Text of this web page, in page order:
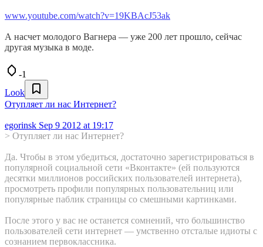
www.youtube.com/watch?v=19KBAcJ53ak
А насчет молодого Вагнера — уже 200 лет прошло, сейчас
другая музыка в моде.
-1
Look
Отупляет ли нас Интернет?
egorinsk Sep 9 2012 at 19:17
> Отупляет ли нас Интернет?
Да. Чтобы в этом убедиться, достаточно зарегистрироваться в
популярной социальной сети «Вконтакте» (ей пользуются
десятки миллионов российских пользователей интернета),
просмотреть профили популярных пользовательниц или
популярные паблик страницы со смешными картинками.
После этого у вас не останется сомнений, что большинство
пользователей сети интернет — умственно отсталые идиоты с
сознанием первоклассника.